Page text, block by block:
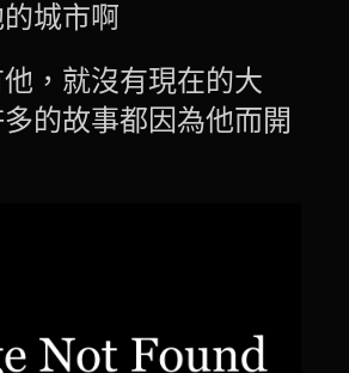
城市啊
，就沒有現在的大
的故事都因為他而開